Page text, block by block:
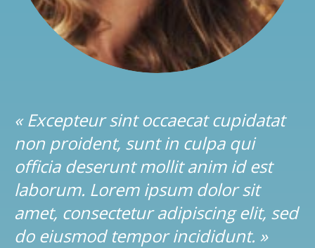
« Excepteur sint occaecat cupidatat
non proident, sunt in culpa qui
officia deserunt mollit anim id est
laborum. Lorem ipsum dolor sit
amet, consectetur adipiscing elit, sed
do eiusmod tempor incididunt. »